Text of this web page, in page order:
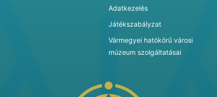
Adatkezelés
Játékszabályzat
Vármegyei hatókörű városi
múzeum szolgáltatásai